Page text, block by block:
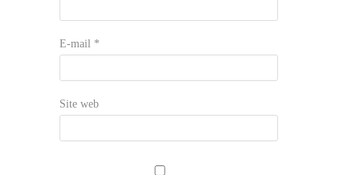
E-mail *
Site web